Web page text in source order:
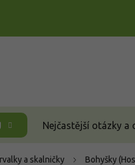
Nejčastější otázky a
a skalničky Bohyšky